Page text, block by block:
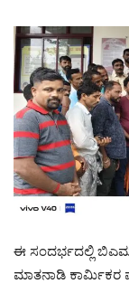
ಈ ಸಂದರ್ಭದಲ್ಲಿ ಬಿಎಮ್
ಮಾತನಾಡಿ ಕಾರ್ಮಿಕರ